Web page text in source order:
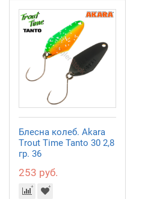
Блесна колеб. Akara
Trout Time Tanto 30 2,8
гр. 36
253 руб.